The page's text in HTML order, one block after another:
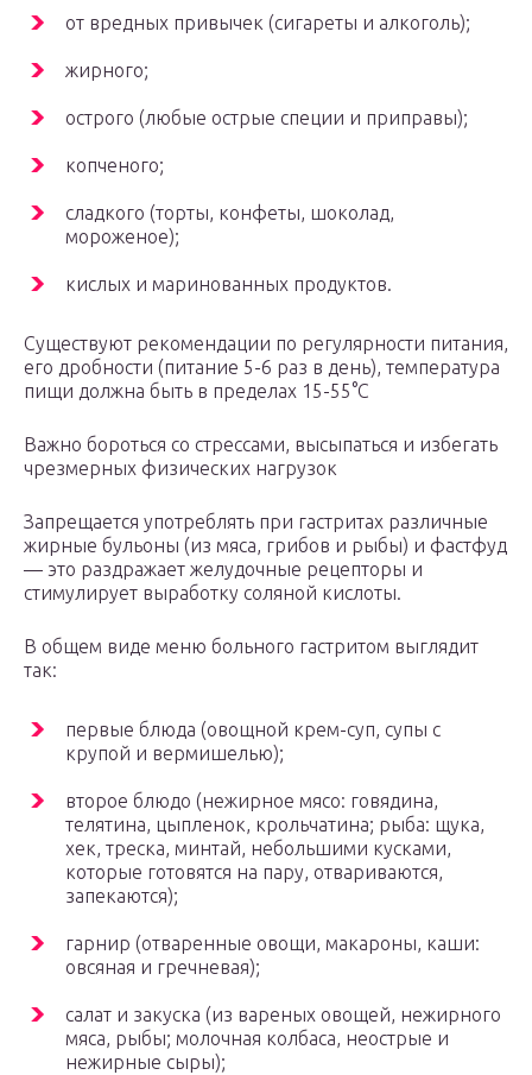
от вредных привычек (сигареты и алкоголь);
жирного;
острого (любые острые специи и приправы);
копченого;
сладкого (торты, конфеты, шоколад,
мороженое);
кислых и маринованных продуктов.
Существуют рекомендации по регулярности питания,
его дробности (питание 5-6 раз в день), температура
пищи должна быть в пределах 15-55°С
Важно бороться со стрессами, высыпаться и избегать
чрезмерных физических нагрузок
Запрещается употреблять при гастритах различные
жирные бульоны (из мяса, грибов и рыбы) и фастфуд
— это раздражает желудочные рецепторы и
стимулирует выработку соляной кислоты.
В общем виде меню больного гастритом выглядит
так:
первые блюда (овощной крем-суп, супы с
крупой и вермишелью);
второе блюдо (нежирное мясо: говядина,
телятина, цыпленок, крольчатина; рыба: щука,
хек, треска, минтай, небольшими кусками,
которые готовятся на пару, отвариваются,
запекаются);
гарнир (отваренные овощи, макароны, каши:
овсяная и гречневая);
салат и закуска (из вареных овощей, нежирного
мяса, рыбы; молочная колбаса, неострые и
нежирные сыры);